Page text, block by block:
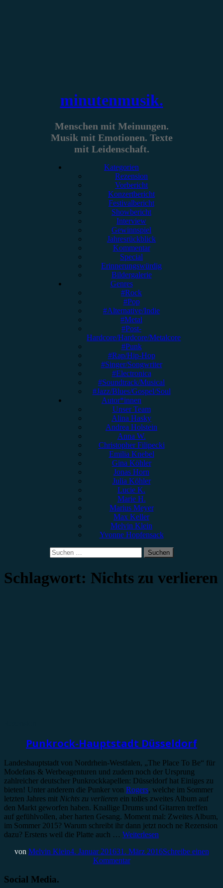
minutenmusik.
Menschen mit Meinungen.
Musik mit Emotionen. Texte
mit Leidenschaft.
Kategorien
Rezension
Vorbericht
Konzertbericht
Festivalbericht
Showbericht
Interview
Gewinnspiel
Jahresrückblick
Kommentar
Special
Erinnerungswürdig
Bildergalerie
Genres
#Rock
#Pop
#Alternative/Indie
#Metal
#Post-
Hardcore/Hardcore/Metalcore
#Punk
#Rap/Hip-Hop
#Singer/Songwriter
#Electronica
#Soundtrack/Musical
#Jazz/Blues/Gospel/Soul
Autor*innen
Unser Team
Alina Hasky
Andrea Holstein
Anna W.
Christopher Filipecki
Emilia Knebel
Gina Köhler
Jonas Horn
Julia Köhler
Lucie K.
Marie H.
Marius Meyer
Max Keller
Melvin Klein
Yvonne Hopfensack
Suchen
nach:
Schlagwort: Nichts zu verlieren
Punkrock-Hauptstadt Düsseldorf
Landeshauptstadt von Nordrhein-Westfalen, „The Place To Be“ für
Modefans & Werbeagenturen und zudem noch der Ursprung
zahlreicher deutscher Punkrockkapellen: Düsseldorf hat Einiges zu
bieten! Unter anderem die Punker von Rogers, welche im Sommer
letzten Jahres mit Nichts zu verlieren ein tolles zweites Album auf
den Markt geworfen haben. Knallige Drums und Gitarren treffen
auf gefühlvollen, aber harten Gesang. Moment mal: Zweites Album,
im Sommer 2015? Warum schreibt ihr dann jetzt noch ne Rezension
dazu? Erstens weil die Platte auch … Weiterlesen
von Melvin Klein4. Januar 201631. März 2016Schreibe einen
Kommentar
Social Media.